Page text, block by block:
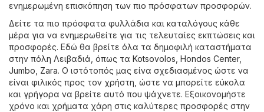
ενημερωμένη επισκόπηση των πιο πρόσφατων προσφορών.
Δείτε τα πιο πρόσφατα φυλλάδια και καταλόγους κάθε
μέρα για να ενημερωθείτε για τις τελευταίες εκπτώσεις και
προσφορές. Εδώ θα βρείτε όλα τα δημοφιλή καταστήματα
στην πόλη Λειβαδιά, όπως τα Kotsovolos Hondos Center,
Jumbo Zara. Ο ιστότοπός μας είνα σχεδιασμένος ώστε να
είναι φιλικός προς τον χρήστη, ώστε να μπορείτε εύκολα
και γρήγορα να βρείτε αυτό που ψάχνετε. Εξοικονομήστε
χρόνο και χρήματα χάρη στις καλύτερες προσφορές στην